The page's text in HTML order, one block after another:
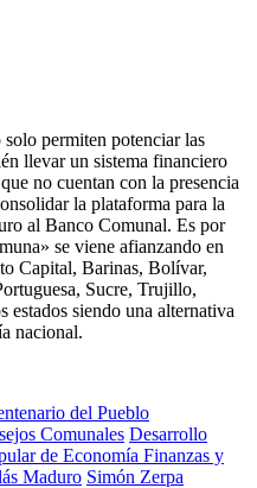
permiten potenciar las
llevar un sistema financiero
no cuentan con la presencia
la plataforma para la
al Banco Comunal. Es por
se viene afianzando en
Capital, Barinas, Bolívar,
Sucre, Trujillo,
siendo una alternativa
nacional.
del Pueblo
Comunales Desarrollo
de Economía Finanzas y
Maduro Simón Zerpa